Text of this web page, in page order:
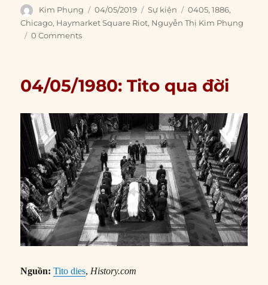
Author
Kim Phụng
Posted
on
04/05/2019 Categories
Sự kiện Tags
0405,1886,
Chicago, Haymarket Square Riot, Nguyễn Thị Kim Phụng
0 Comments
04/05/1980: Tito qua đời
Nguồn: Tito dies, History.com